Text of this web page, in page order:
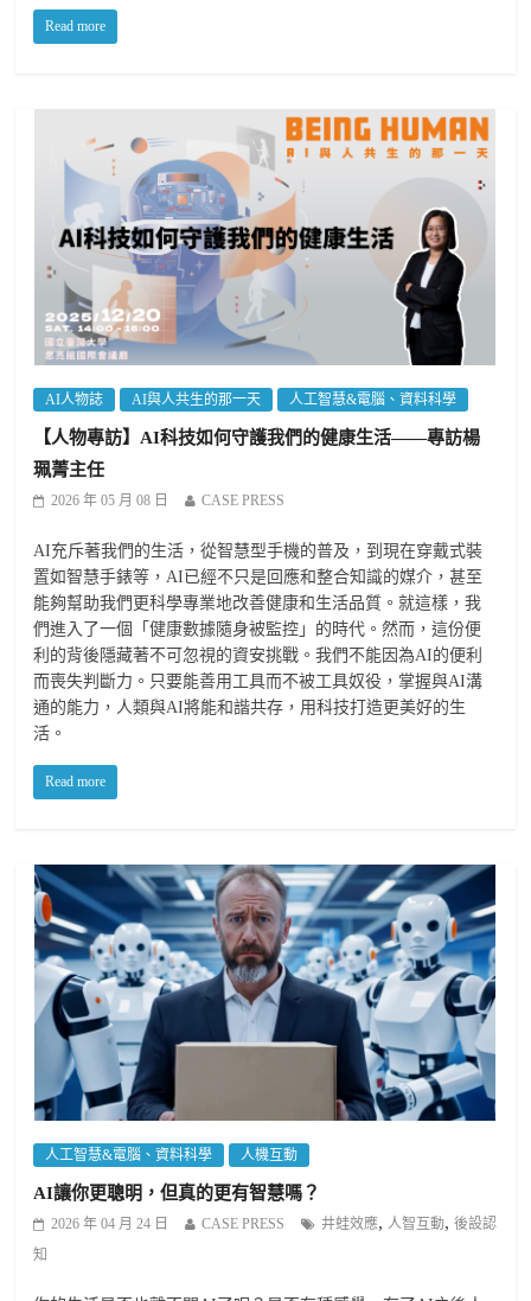
Read more
AI人物誌 AI與人共生的那一天 人工智慧&電腦、資料科學
【人物專訪】AI科技如何守護我們的健康生活——專訪楊
珮菁主任
2026 年 05 月 08 日 CASE PRESS
AI充斥著我們的生活，從智慧型手機的普及，到現在穿戴式裝
置如智慧手錶等，AI已經不只是回應和整合知識的媒介，甚至
能夠幫助我們更科學專業地改善健康和生活品質。就這樣，我
們進入了一個「健康數據隨身被監控」的時代。然而，這份便
利的背後隱藏著不可忽視的資安挑戰。我們不能因為AI的便利
而喪失判斷力。只要能善用工具而不被工具奴役，掌握與AI溝
通的能力，人類與AI將能和諧共存，用科技打造更美好的生
活。
Read more
人工智慧&電腦、資料科學 人機互動
AI讓你更聰明，但真的更有智慧嗎？
2026 年 04 月 24 日 CASE PRESS 井蛙效應, 人智互動,後設認
知